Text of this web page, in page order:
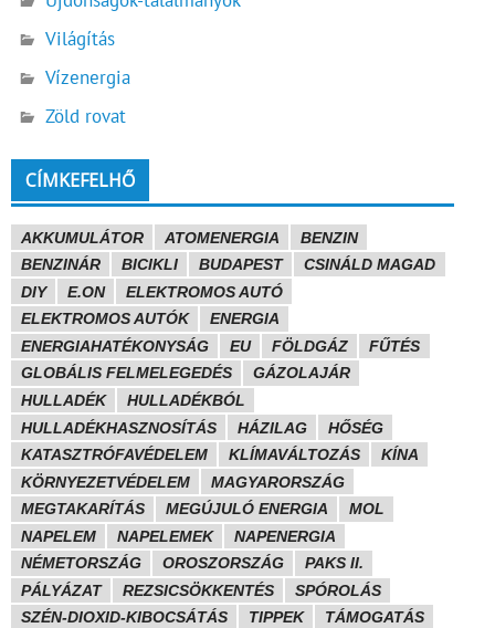
Világítás
Vízenergia
Zöld rovat
CÍMKEFELHŐ
AKKUMULÁTOR ATOMENERGIA
BENZIN
BENZINÁR
BICIKLI BUDAPEST
CSINÁLD MAGAD
DIY
E.ON
ELEKTROMOS AUTÓ
ELEKTROMOS AUTÓK
ENERGIA
ENERGIAHATÉKONYSÁG
EU FÖLDGÁZ
FŰTÉS
GLOBÁLIS FELMELEGEDÉS
GÁZOLAJÁR
HULLADÉK
HULLADÉKBÓL
HULLADÉKHASZNOSÍTÁS
HÁZILAG
HŐSÉG
KATASZTRÓFAVÉDELEM
KLÍMAVÁLTOZÁS
KÍNA
KÖRNYEZETVÉDELEM
MAGYARORSZÁG
MEGTAKARÍTÁS
MEGÚJULÓ ENERGIA
MOL
NAPELEM
NAPELEMEK
NAPENERGIA
NÉMETORSZÁG
OROSZORSZÁG
PAKS II.
PÁLYÁZAT
REZSICSÖKKENTÉS
SPÓROLÁS
SZÉN-DIOXID-KIBOCSÁTÁS
TIPPEK
TÁMOGATÁS